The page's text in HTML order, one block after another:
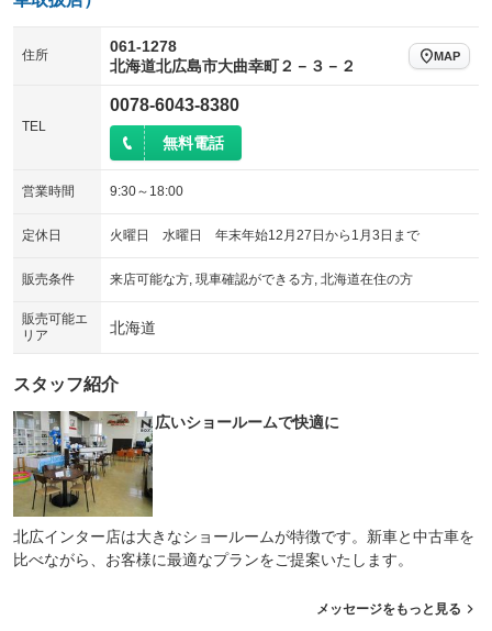
住所
061-1278
北海道北広島市大曲幸町２－３－２
MAP
TEL
0078-6043-8380
無料電話
営業時間 9:30～18:00
定休日 火曜日 水曜日 年末年始12月27日から1月3日まで
販売条件 来店可能な方, 現車確認ができる方, 北海道在住の方
販売可能エ
リア
北海道
スタッフ紹介
広いショールームで快適に
北広インター店は大きなショールームが特徴です。新車と中古車を
比べながら、お客様に最適なプランをご提案いたします。
メッセージをもっと見る